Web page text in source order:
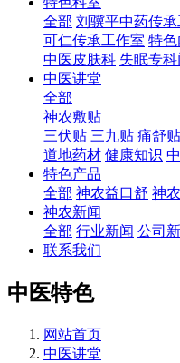
全部 刘骥平中药传承
可仁传承工作室 特
中医皮肤科 失眠专
中医讲堂
全部
神农敷贴
三伏贴 三九贴 痛舒贴
道地药材 健康知识
特色产品
全部 神农益口舒 神
神农新闻
全部 行业新闻 公司
联系我们
中医特色
网站首页
中医讲堂